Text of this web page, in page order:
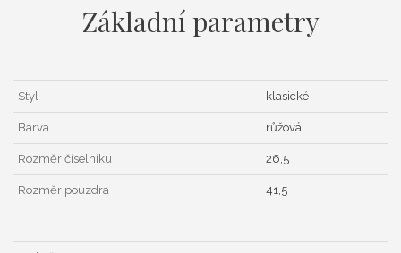
Základní parametry
Styl klasické
Barva růžová
Rozměr číselníku 26,5
Rozměr pouzdra 41,5